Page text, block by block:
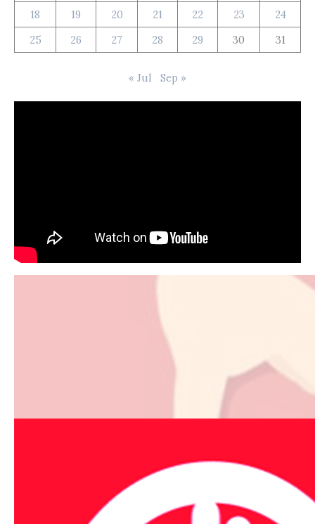
18 19 20 21 22 23
24
25
26 27 28 29 30 31
« Jul Sep »